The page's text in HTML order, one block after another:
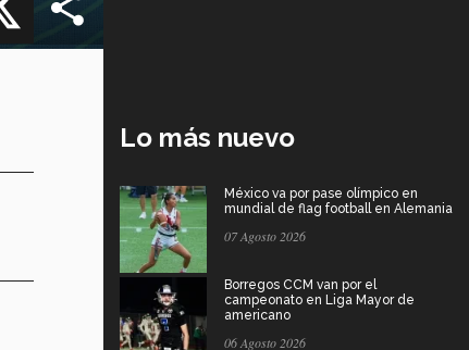
Lo más nuevo
México va por pase olímpico en
mundial de flag football en Alemania
07 Agosto 2026
Borregos CCM van por el
campeonato en Liga Mayor de
americano
06 Agosto 2026